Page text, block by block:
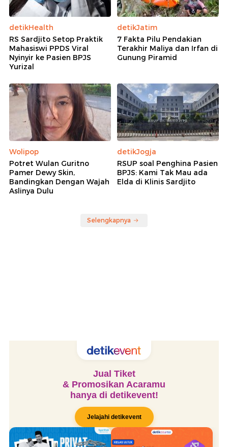
detikHealth
RS Sardjito Setop Praktik
Mahasiswi PPDS Viral
Nyinyir ke Pasien BPJS
Yurizal
detikJatim
7 Fakta Pilu Pendakian
Terakhir Maliya dan Irfan di
Gunung Piramid
Wolipop
Potret Wulan Guritno
Pamer Dewy Skin,
Bandingkan Dengan Wajah
Aslinya Dulu
detikJogja
RSUP soal Penghina Pasien
BPJS: Kami Tak Mau ada
Elda di Klinis Sardjito
Selengkapnya